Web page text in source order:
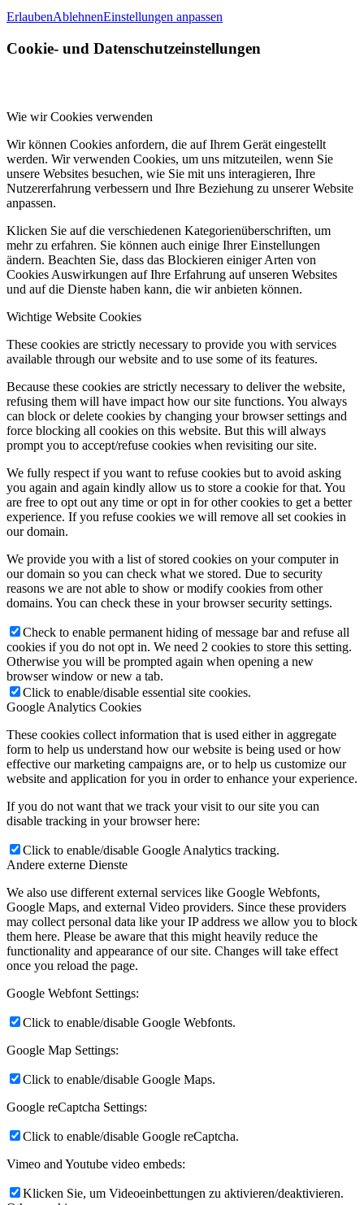
ErlaubenAblehnenEinstellungen anpassen
Cookie- und Datenschutzeinstellungen
Wie wir Cookies verwenden
Wir können Cookies anfordern, die auf Ihrem Gerät eingestellt
werden. Wir verwenden Cookies, um uns mitzuteilen, wenn Sie
unsere Websites besuchen, wie Sie mit uns interagieren, Ihre
Nutzererfahrung verbessern und Ihre Beziehung zu unserer Website
anpassen.
Klicken Sie auf die verschiedenen Kategorienüberschriften, um
mehr zu erfahren. Sie können auch einige Ihrer Einstellungen
ändern. Beachten Sie, dass das Blockieren einiger Arten von
Cookies Auswirkungen auf Ihre Erfahrung auf unseren Websites
und auf die Dienste haben kann, die wir anbieten können.
Wichtige Website Cookies
These cookies are strictly necessary to provide you with services
available through our website and to use some of its features.
Because these cookies are strictly necessary to deliver the website,
refusing them will have impact how our site functions. You always
can block or delete cookies by changing your browser settings and
force blocking all cookies on this website. But this will always
prompt you to accept/refuse cookies when revisiting our site.
We fully respect if you want to refuse cookies but to avoid asking
you again and again kindly allow us to store a cookie for that. You
are free to opt out any time or opt in for other cookies to get a better
experience. If you refuse cookies we will remove all set cookies in
our domain.
We provide you with a list of stored cookies on your computer in
our domain so you can check what we stored. Due to security
reasons we are not able to show or modify cookies from other
domains. You can check these in your browser security settings.
Check to enable permanent hiding of message bar and refuse all
cookies if you do not opt in. We need 2 cookies to store this setting.
Otherwise you will be prompted again when opening a new
browser window or new a tab.
Click to enable/disable essential site cookies.
Google Analytics Cookies
These cookies collect information that is used either in aggregate
form to help us understand how our website is being used or how
effective our marketing campaigns are, or to help us customize our
website and application for you in order to enhance your experience.
If you do not want that we track your visit to our site you can
disable tracking in your browser here:
Click to enable/disable Google Analytics tracking.
Andere externe Dienste
We also use different external services like Google Webfonts,
Google Maps, and external Video providers. Since these providers
may collect personal data like your IP address we allow you to block
them here. Please be aware that this might heavily reduce the
functionality and appearance of our site. Changes will take effect
once you reload the page.
Google Webfont Settings:
Click to enable/disable Google Webfonts.
Google Map Settings:
Click to enable/disable Google Maps.
Google reCaptcha Settings:
Click to enable/disable Google reCaptcha.
Vimeo and Youtube video embeds:
Klicken Sie, um Videoeinbettungen zu aktivieren/deaktivieren.